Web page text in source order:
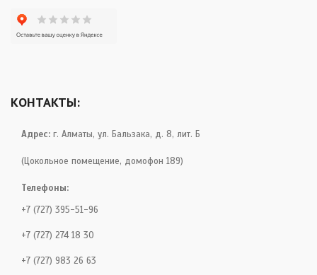
КОНТАКТЫ:
Адрес: г. Алматы, ул. Бальзака, д. 8, лит. Б
(Цокольное помещение, домофон 189)
Телефоны:
+7 (727) 395-51-96
+7 (727) 274 18 30
+7 (727) 983 26 63